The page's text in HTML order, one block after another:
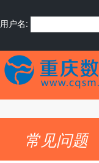
用户名:
常见问题